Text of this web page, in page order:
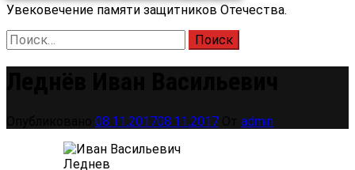
Увековечение памяти защитников Отечества.
Найти:
08.11.201708.11.2017 admin